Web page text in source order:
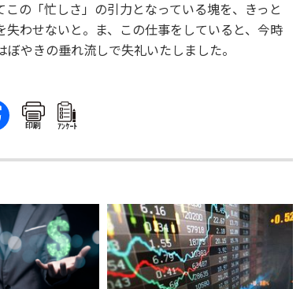
の「忙しさ」の引力となっている塊を、きっと
わせないと。ま、この仕事をしていると、今時
ぼやきの垂れ流しで失礼いたしました。
印刷 ｱﾝｹｰﾄ